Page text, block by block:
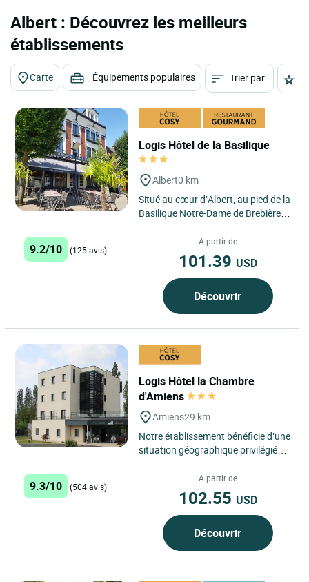
Albert : Découvrez les meilleurs
établissements
Carte Équipements populaires Trier par
Logis Hôtel de la Basilique
Albert0 km
Situé au cœur d’Albert, au pied de la
Basilique Notre-Dame de Brebières,
établissement...
9.2/10 (125 avis)
À partir de
101.39 USD
Découvrir
Logis Hôtel la Chambre
d'Amiens
Amiens29 km
Notre établissement bénéficie d’une
situation géographique privilégiée,
9.3/10 (504 avis)
À partir de
102.55 USD
Découvrir